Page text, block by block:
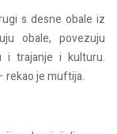
s desne obale iz
obale, povezuju
i trajanje i kulturu.
rekao je muftija.